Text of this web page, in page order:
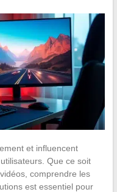
et influencent
Que ce soit
comprendre les
est essentiel pour